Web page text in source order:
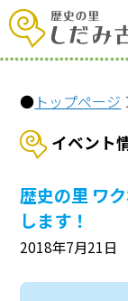
● トップページ
イベント
歴史の里 ワ
します！
2018年7月21日